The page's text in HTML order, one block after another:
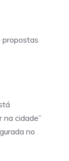
propostas
na cidade”
no